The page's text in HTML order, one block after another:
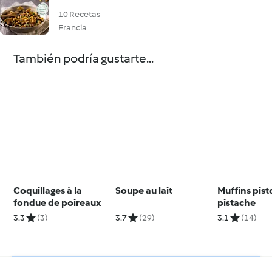
10 Recetas
Francia
También podría gustarte...
Coquillages à la
fondue de poireaux
3.3 (3)
Soupe au lait
3.7 (29)
Muffins
pistache
3.1 (14)